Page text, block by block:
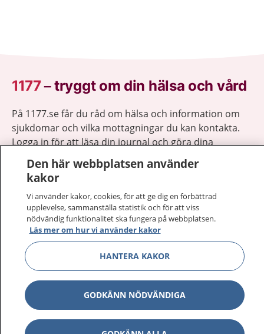
1177–tryggt om din hälsa och vård
På 1177.se får du råd om hälsa och information om
sjukdomar och vilka mottagningar du kan kontakta.
Logga in för att läsa din journal och göra dina
vårdärenden. Ring telefonnummer 1177 för
sjukvårdsrådgivning dygnet runt.
1177 ger dig råd när du vill må bättre.
1177 på flera språk Visa
Om 1177 Visa
Kontakt Visa
Den här webbplatsen använder
kakor
Vi använder kakor, cookies, för att ge dig en förbättrad
upplevelse, sammanställa statistik och för att viss
nödvändig funktionalitet ska fungera på webbplatsen.
Läs mer om hur vi använder kakor
HANTERA KAKOR
GODKÄNN NÖDVÄNDIGA